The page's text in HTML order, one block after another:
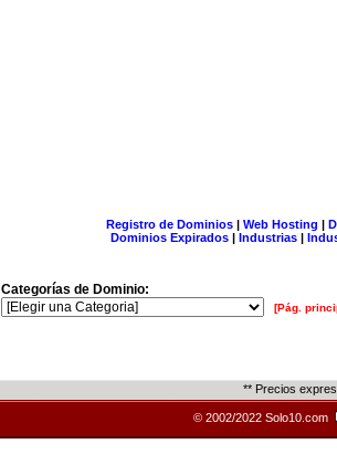
Registro de Dominios| Web Hosting |
Dominios Expirados | Industrias |
Categorías de Dominio:
[Pág.
** Precios
© 2002/2022 Solo10.com